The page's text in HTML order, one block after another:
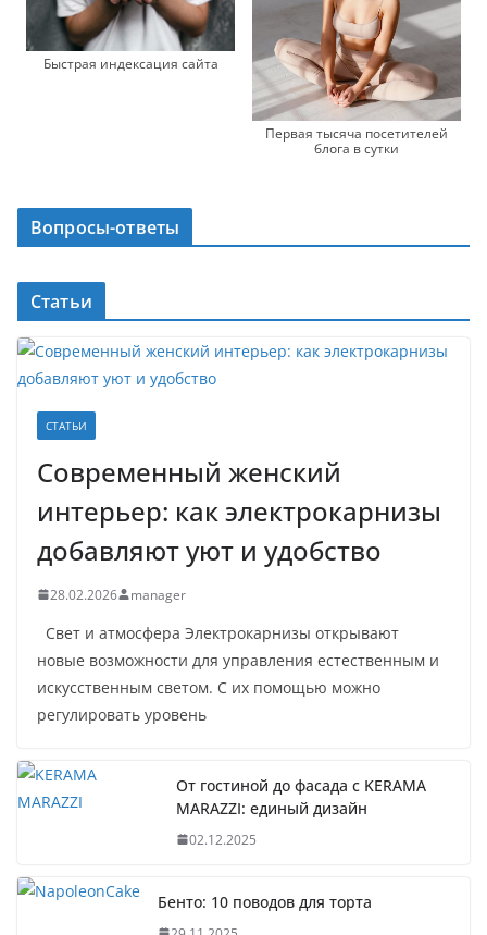
Быстрая индексация сайта
Первая тысяча посетителей
блога в сутки
Вопросы-ответы
Статьи
СТАТЬИ
Современный женский
интерьер: как электрокарнизы
добавляют уют и удобство
28.02.2026 manager
Свет и атмосфера Электрокарнизы открывают
новые возможности для управления естественным и
искусственным светом. С их помощью можно
регулировать уровень
От гостиной до фасада с KERAMA
MARAZZI: единый дизайн
02.12.2025
Бенто: 10 поводов для торта